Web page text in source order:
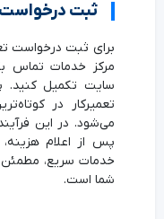
ثبت درخواست
برای ثبت درخواست
مرکز خدمات تماس
سایت تکمیل کنید.
تعمیرکار در
می‌شود. در این
پس از اعلام
خدمات سریع، مطمئن
شما است.